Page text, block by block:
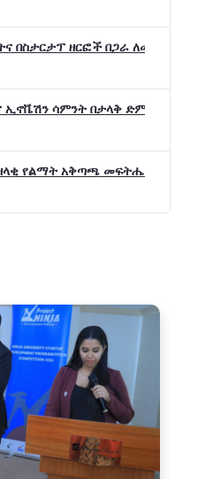
በስታርታፕ ዘርፎች በጋራ ለመስራት መከሩ፡፡
ኢኖቬሽን ሳምንት በታላቅ ድምቀት
የልማት አቅጣጫ መፍትሔ ጠቋሚ